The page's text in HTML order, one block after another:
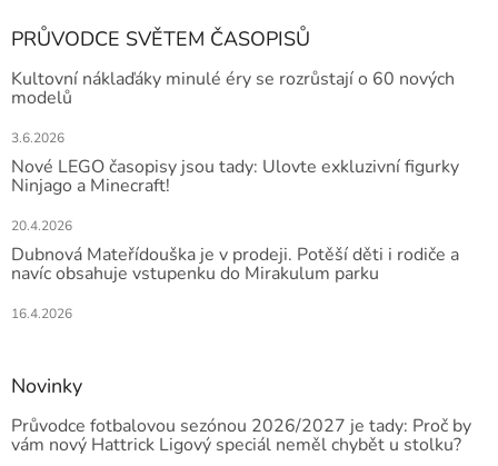
PRŮVODCE SVĚTEM ČASOPISŮ
Kultovní náklaďáky minulé éry se rozrůstají o 60 nových
modelů
3.6.2026
Nové LEGO časopisy jsou tady: Ulovte exkluzivní figurky
Ninjago a Minecraft!
20.4.2026
Dubnová Mateřídouška je v prodeji. Potěší děti i rodiče a
navíc obsahuje vstupenku do Mirakulum parku
16.4.2026
Novinky
Průvodce fotbalovou sezónou 2026/2027 je tady: Proč by
vám nový Hattrick Ligový speciál neměl chybět u stolku?